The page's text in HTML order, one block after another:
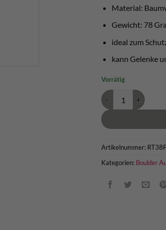
Material:
Gewicht: 78
ideal zum
kann Gelenke
Vorrätig
Klettertape weiss
Artikelnummer:
Kategorien: Boulder